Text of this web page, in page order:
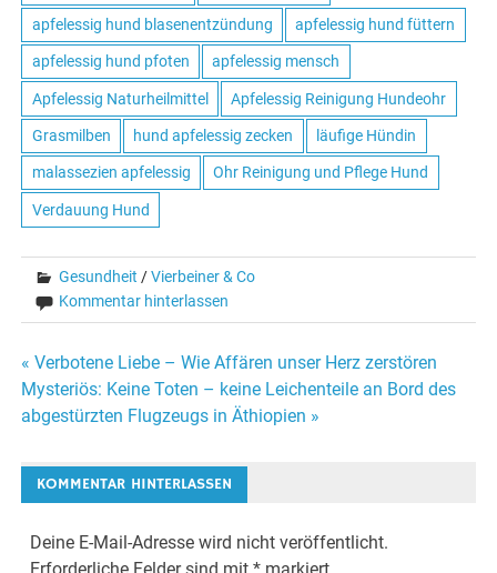
apfelessig hund blasenentzündung apfelessig hund füttern
apfelessig hund pfoten apfelessig mensch
Apfelessig Naturheilmittel Apfelessig Reinigung Hundeohr
Grasmilben hund apfelessig zecken läufige Hündin
malassezien apfelessig Ohr Reinigung und Pflege Hund
Verdauung Hund
Gesundheit /Vierbeiner & Co
Kommentar hinterlassen
Beitrags-
Navigation
« Verbotene Liebe – Wie Affären unser Herz zerstören
Mysteriös: Keine Toten – keine Leichenteile an Bord des
abgestürzten Flugzeugs in Äthiopien »
KOMMENTAR HINTERLASSEN
Deine E-Mail-Adresse wird nicht veröffentlicht.
Erforderliche Felder sind mit* markiert